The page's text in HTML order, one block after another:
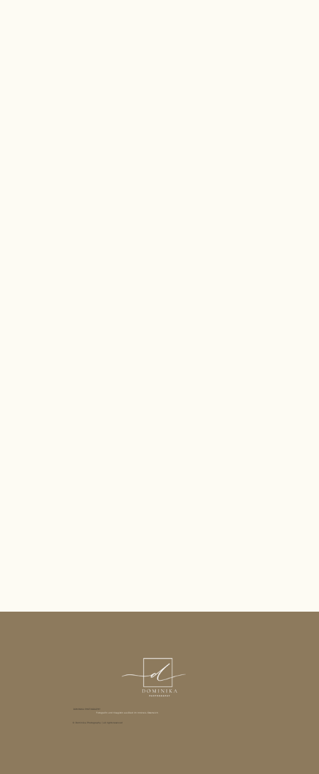
DOMINIKA PHOTOGRAPHY
Fotografin und Visagistin aus Ried im Innkreis, Österreich.
© Dominika Photography | all rights reserved